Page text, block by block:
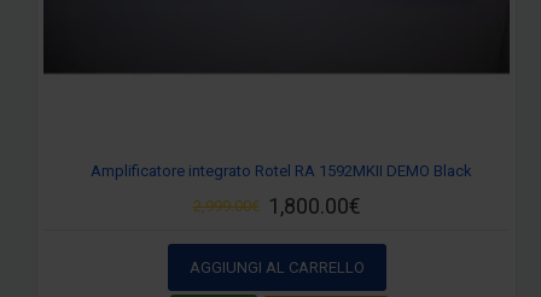
Amplificatore integrato Rotel RA 1592MKII DEMO Black
1,800.00€
2,999.00€
AGGIUNGI AL CARRELLO